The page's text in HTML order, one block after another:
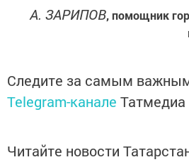
А. ЗАРИПОВ, помощник
Следите за самым
Telegram-канале Татмедиа
Читайте новости